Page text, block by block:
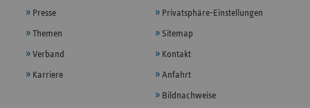
Presse
Themen
Verband
Karriere
Privatsphäre-Einstellungen
Sitemap
Kontakt
Anfahrt
Bildnachweise